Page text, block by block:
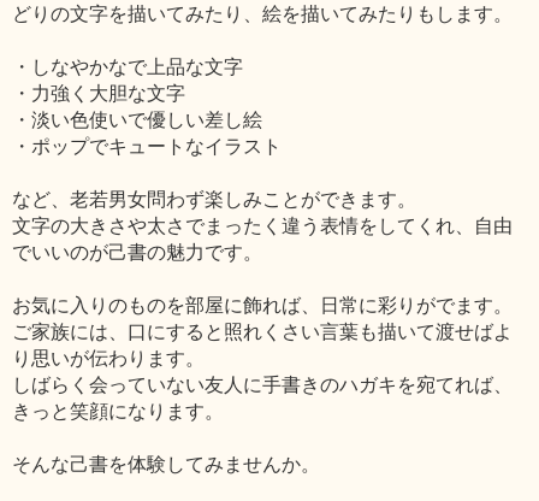
どりの文字を描いてみたり、絵を描いてみたりもします。
・しなやかなで上品な文字
・力強く大胆な文字
・淡い色使いで優しい差し絵
・ポップでキュートなイラスト
など、老若男女問わず楽しみことができます。
文字の大きさや太さでまったく違う表情をしてくれ、自由
でいいのが己書の魅力です。
お気に入りのものを部屋に飾れば、日常に彩りがでます。
ご家族には、口にすると照れくさい言葉も描いて渡せばよ
り思いが伝わります。
しばらく会っていない友人に手書きのハガキを宛てれば、
きっと笑顔になります。
そんな己書を体験してみませんか。